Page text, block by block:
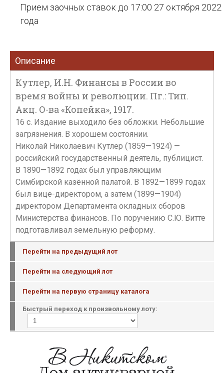
Прием заочных ставок до 17:00 27 октября 2022
года
Описание
Кутлер, И.Н. Финансы в России во
время войны и революции. Пг.: Тип.
Акц. О-ва «Копейка», 1917.
16 с. Издание выходило без обложки. Небольшие
загрязнения. В хорошем состоянии.
Николай Николаевич Кутлер (1859—1924) —
российский государственный деятель, публицист.
В 1890—1892 годах был управляющим
Симбирской казённой палатой. В 1892—1899 годах
был вице-директором, а затем (1899—1904)
директором Департамента окладных сборов
Министерства финансов. По поручению С.Ю. Витте
подготавливал земельную реформу.
Перейти на предыдущий лот
Перейти на следующий лот
Перейти на первую страницу каталога
Быстрый переход к произвольному лоту: